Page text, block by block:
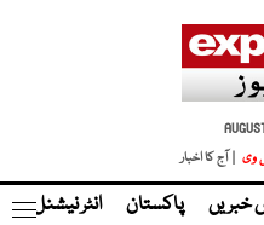
وی | آج کا اخبار
پاکستان انٹر نیشنل